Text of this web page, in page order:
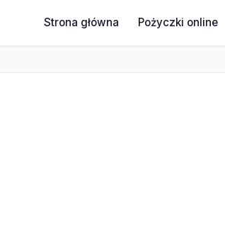
Strona główna Pożyczki online